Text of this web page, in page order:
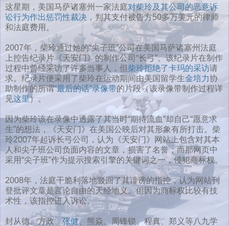
这星期，美国马萨诸塞州一家法庭对柴玲及其公司的恶意诉
讼行为作出惩罚性裁决 ，判其支付被告方50多万美元的律师
和法庭费用。
2007年，柴玲通过她的“尖子班”公司在美国马萨诸塞州法庭
上控告纪录片《天安门》的制作公司“长弓”。该纪录片在制作
过程中曾经采访了许多当事人，但柴玲拒绝了卡玛的采访请
求。纪录片便采用了柴玲在运动期间由美国留学生金培力协
助制作的所谓“最后的话”录像带的片段（该录像带制作过程详
见这里）。
因为柴玲该在录像中透露了其当时“期待流血”却自己“愿意求
生”的想法，《天安门》在美国公映后对其形象有所打击。柴
玲2007年起诉长弓公司，认为《天安门》网站上包含对其本
人和尖子班公司负面内容的文章，损害了名誉；而那网页中
采用“尖子班”作为提示搜索引擎的关键词之一，侵犯商标权。
2008年，法庭干脆利落地驳回了其诽谤的指控，认为网站刊
登批评文章是言论自由的天经地义。但因为商标权比较有技
术性，该指控进入诉讼。
封从德、方政、张健、熊焱、周锋锁、程真、郑义等八九学